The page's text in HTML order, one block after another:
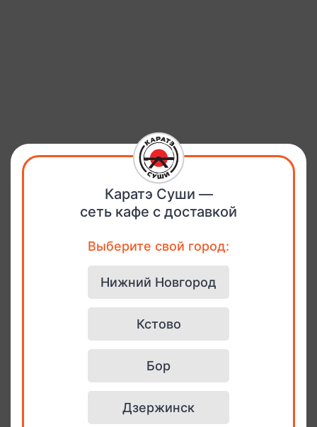
Каратэ Суши —
сеть кафе с доставкой
Выберите свой город:
Нижний Новгород
Кстово
Бор
Дзержинск